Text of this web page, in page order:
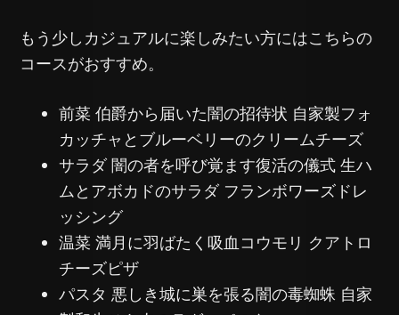
もう少しカジュアルに楽しみたい方にはこちらの
コースがおすすめ。
前菜 伯爵から届いた闇の招待状 自家製フォ
カッチャとブルーベリーのクリームチーズ
サラダ 闇の者を呼び覚ます復活の儀式 生ハ
ムとアボカドのサラダ フランボワーズドレ
ッシング
温菜 満月に羽ばたく吸血コウモリ クアトロ
チーズピザ
パスタ 悪しき城に巣を張る闇の毒蜘蛛 自家